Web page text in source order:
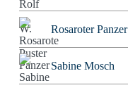
Rosaroter Panzer
Sabine Mosch